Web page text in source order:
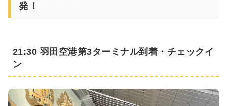
発！
21:30 羽田空港第3ターミナル到着・チェックイ
ン